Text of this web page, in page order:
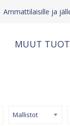
Ammattilaisille ja
MUUT
Mallistot